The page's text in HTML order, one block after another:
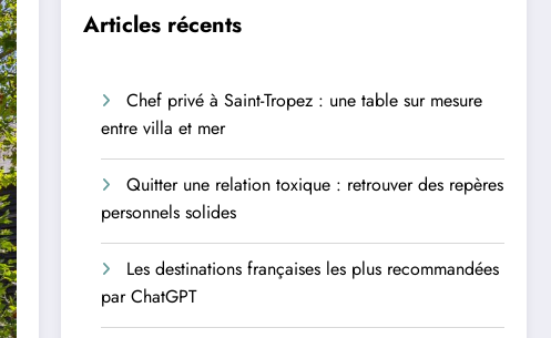
Articles récents
Chef privé à Saint-Tropez : une table sur mesure
entre villa et mer
Quitter une relation toxique : retrouver des repères
personnels solides
Les destinations françaises les plus recommandées
par ChatGPT